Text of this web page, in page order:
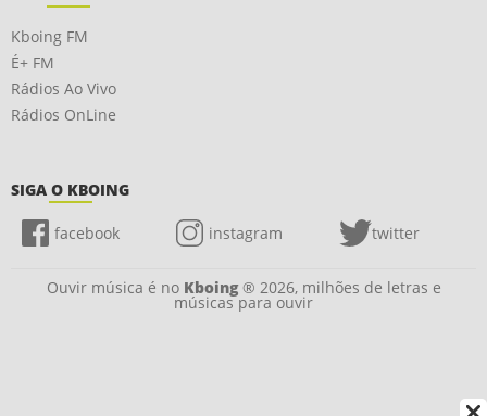
Kboing FM
É+ FM
Rádios Ao Vivo
Rádios OnLine
SIGA O KBOING
facebook instagram twitter
Ouvir música é no Kboing® 2026, milhões de letras e
músicas para ouvir